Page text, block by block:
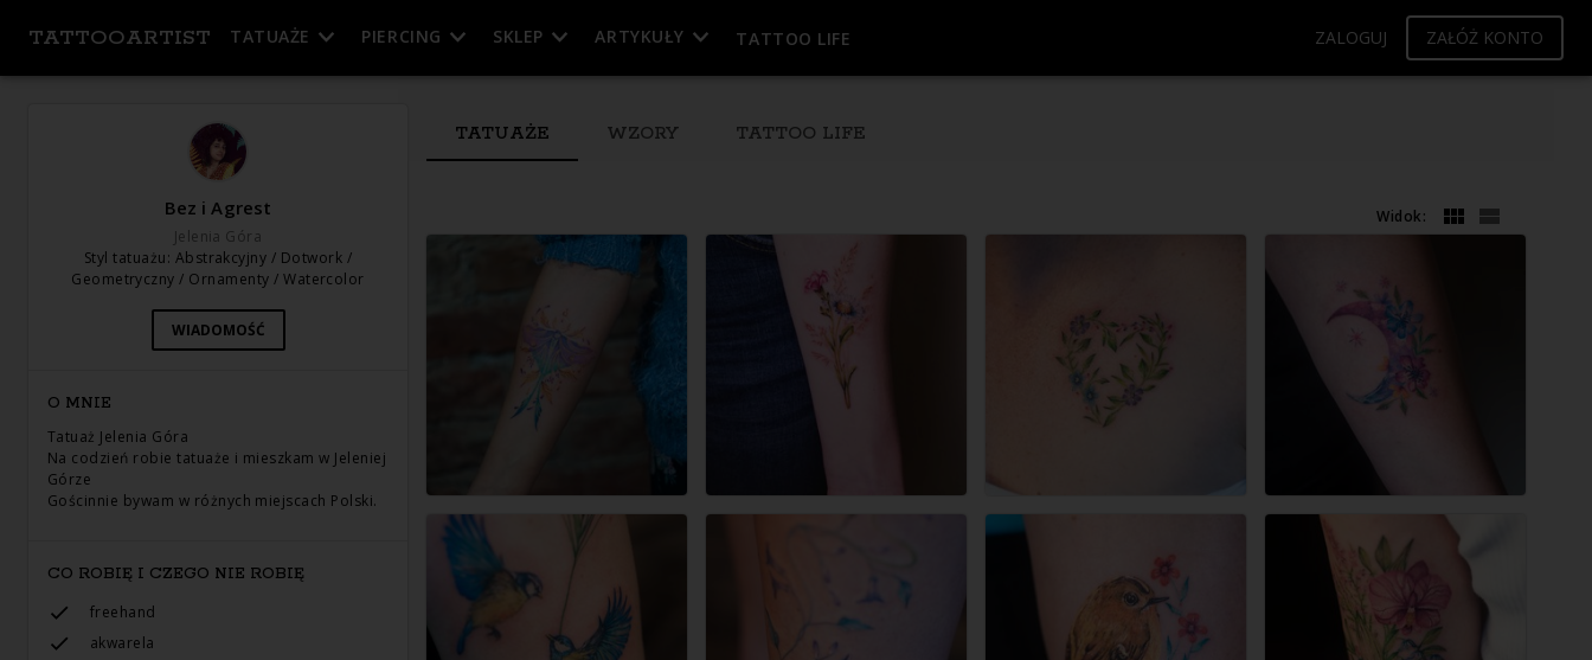
TATTOOARTIST TATUAŻE PIERCING SKLEP ARTYKUŁY TATTOO LIFE ZALOGUJ ZAŁÓŻ KONTO
Bez i Agrest
Jelenia Góra
Styl tatuażu: Abstrakcyjny / Dotwork /
Geometryczny / Ornamenty / Watercolor
WIADOMOŚĆ
O MNIE
Tatuaż Jelenia Góra
Na codzień robie tatuaże i mieszkam w Jeleniej
Górze
Gościnnie bywam w różnych miejscach Polski.
CO ROBIĘ I CZEGO NIE ROBIĘ
freehand
akwarela
TATUAŻE WZORY TATTOO LIFE
Widok: